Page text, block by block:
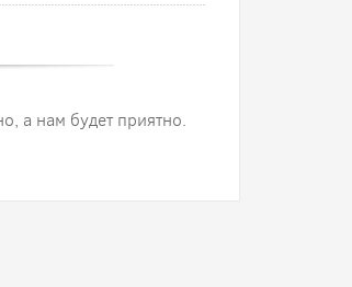
а нам будет приятно.